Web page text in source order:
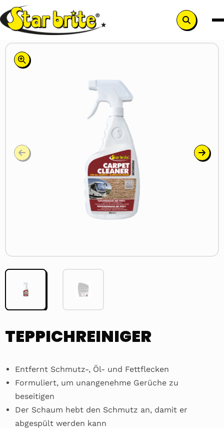
Search
button
TEPPICHREINIGER
Entfernt Schmutz-, Öl- und Fettflecken
Formuliert, um unangenehme Gerüche zu
beseitigen
Der Schaum hebt den Schmutz an, damit er
abgespült werden kann